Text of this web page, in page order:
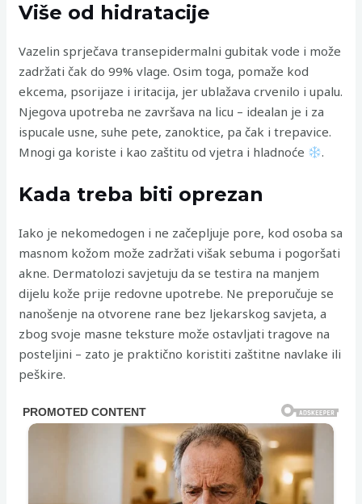
Više od hidratacije
Vazelin sprječava transepidermalni gubitak vode i može
zadržati čak do 99% vlage. Osim toga, pomaže kod
ekcema, psorijaze i iritacija, jer ublažava crvenilo i upalu.
Njegova upotreba ne završava na licu – idealan je i za
ispucale usne, suhe pete, zanoktice, pa čak i trepavice.
Mnogi ga koriste i kao zaštitu od vjetra i hladnoće
.
Kada treba biti oprezan
Iako je nekomedogen i ne začepljuje pore, kod osoba sa
masnom kožom može zadržati višak sebuma i pogoršati
akne. Dermatolozi savjetuju da se testira na manjem
dijelu kože prije redovne upotrebe. Ne preporučuje se
nanošenje na otvorene rane bez ljekarskog savjeta, a
zbog svoje masne teksture može ostavljati tragove na
posteljini – zato je praktično koristiti zaštitne navlake ili
peškire.